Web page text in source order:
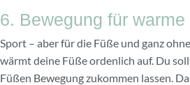
6. Bewegung für warme
Sport – aber für die Füße und ganz
wärmt deine Füße ordenlich auf. Du
Füßen Bewegung zukommen lassen.